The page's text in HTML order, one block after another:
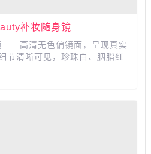
补妆随身镜
高清无色偏镜面，呈现真实
节清晰可见，珍珠白、胭脂红